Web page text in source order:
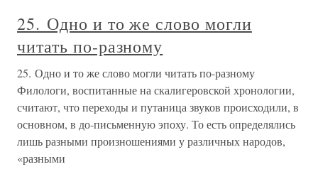
25. Одно и то же слово могли
читать по-разному
25. Одно и то же слово могли читать по-разному
Филологи, воспитанные на скалигеровской хронологии,
считают, что переходы и путаница звуков происходили, в
основном, в до-письменную эпоху. То есть определялись
лишь разными произношениями у различных народов,
«разными